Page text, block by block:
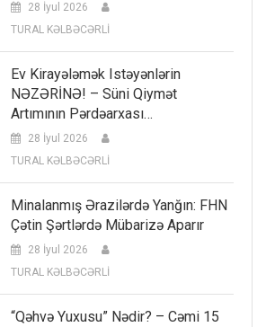
28 İyul 2026
TURAL KƏLBƏCƏRLİ
Ev Kirayələmək Istəyənlərin
NƏZƏRİNƏ! – Süni Qiymət
Artımının Pərdəarxası…
28 İyul 2026
TURAL KƏLBƏCƏRLİ
Minalanmış Ərazilərdə Yanğın: FHN
Çətin Şərtlərdə Mübarizə Aparır
28 İyul 2026
TURAL KƏLBƏCƏRLİ
“Qəhvə Yuxusu” Nədir? – Cəmi 15